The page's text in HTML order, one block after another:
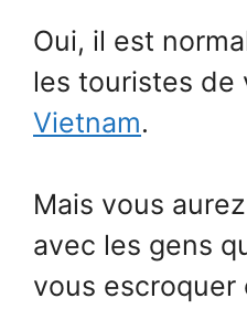
Oui, il est
les touristes de
Vietnam.
Mais vous
avec les gens
vous